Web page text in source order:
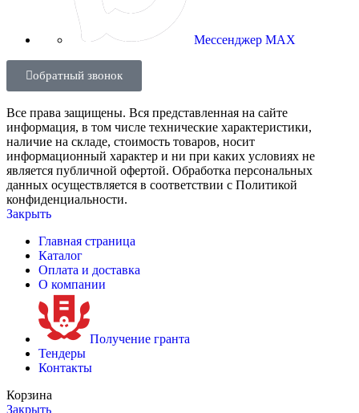
Мессенджер MAX
обратный звонок
Все права защищены. Вся представленная на сайте
информация, в том числе технические характеристики,
наличие на складе, стоимость товаров, носит
информационный характер и ни при каких условиях не
является публичной офертой. Обработка персональных
данных осуществляется в соответствии с Политикой
конфиденциальности.
Закрыть
Главная страница
Каталог
Оплата и доставка
О компании
Получение гранта
Тендеры
Контакты
Корзина
Закрыть